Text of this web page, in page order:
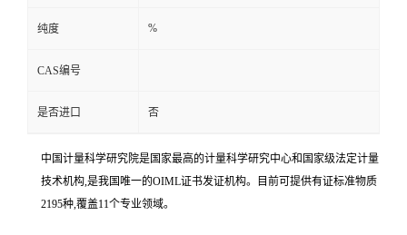
纯度 %
CAS编号
是否进口 否
中国计量科学研究院是国家最高的计量科学研究中心和国家级法定计量
技术机构,是我国唯一的OIML证书发证机构。目前可提供有证标准物质
2195种,覆盖11个专业领域。